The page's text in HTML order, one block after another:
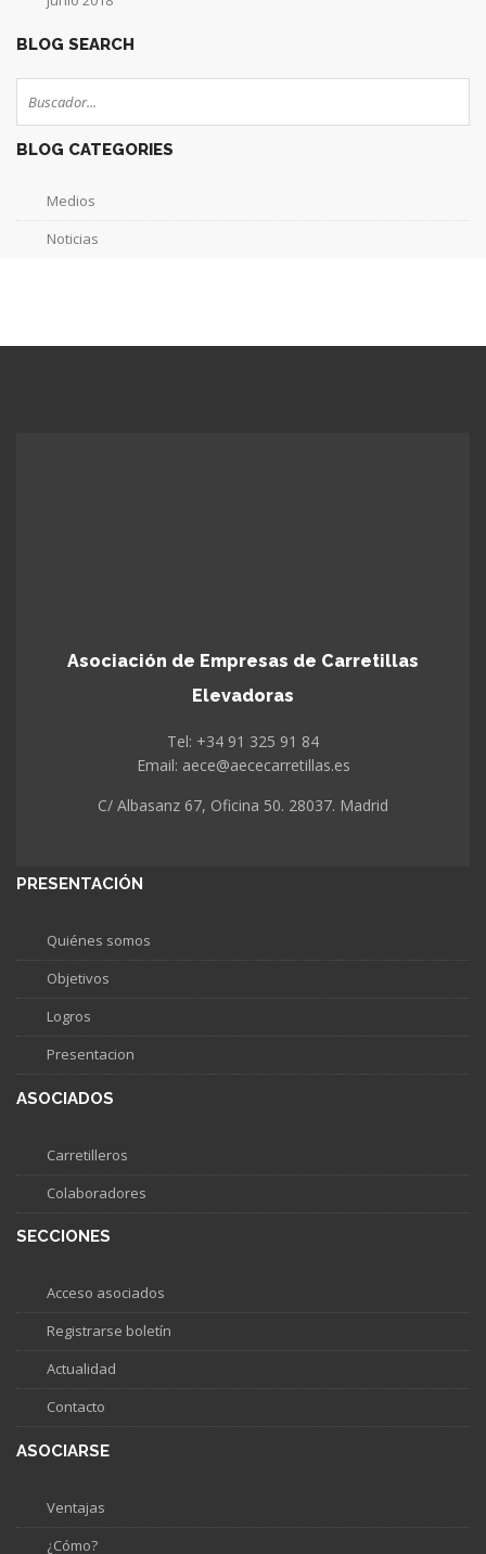
BLOG SEARCH
BLOG CATEGORIES
Medios
Noticias
Asociación de Empresas de Carretillas
Elevadoras
Tel: +34 91 325 91 84
Email: aece@aececarretillas.es
C/ Albasanz 67, Oficina 50. 28037. Madrid
PRESENTACIÓN
Quiénes somos
Objetivos
Logros
Presentacion
ASOCIADOS
Carretilleros
Colaboradores
SECCIONES
Acceso asociados
Registrarse boletín
Actualidad
Contacto
ASOCIARSE
Ventajas
¿Cómo?